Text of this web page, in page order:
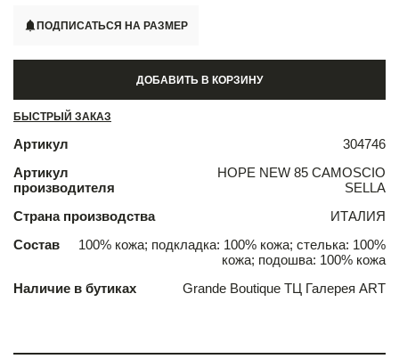
ПОДПИСАТЬСЯ НА РАЗМЕР
ДОБАВИТЬ В КОРЗИНУ
БЫСТРЫЙ ЗАКАЗ
Артикул
304746
Артикул
производителя
HOPE NEW 85 CAMOSCIO
SELLA
Страна производства
ИТАЛИЯ
Состав
100% кожа; подкладка: 100% кожа; стелька: 100%
кожа; подошва: 100% кожа
Наличие в бутиках
Grande Boutique ТЦ Галерея ART